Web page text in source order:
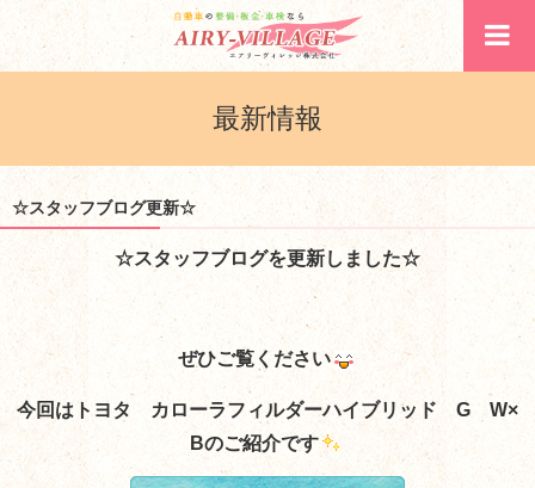
最新情報
☆スタッフブログ更新☆
☆スタッフブログを更新しました☆
ぜひご覧ください
今回はトヨタ カローラフィルダーハイブリッド G W×
Bのご紹介です